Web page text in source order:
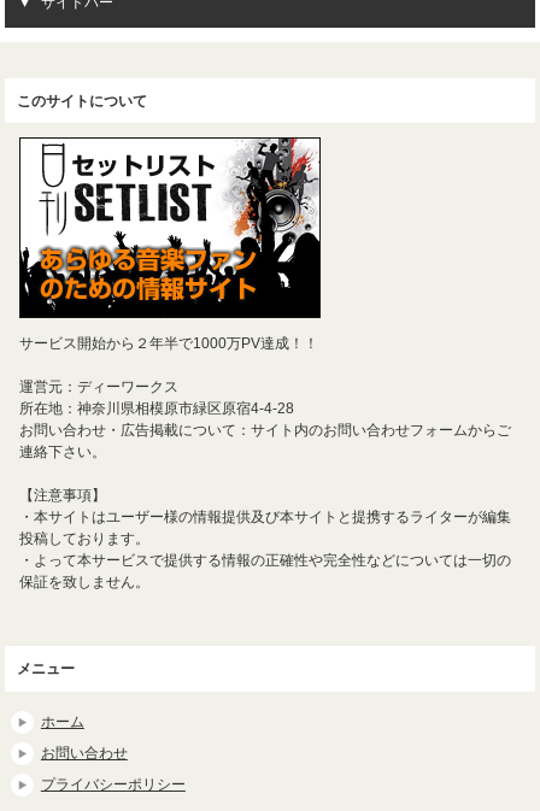
このサイトについて
サービス開始から２年半で1000万PV達成！！
運営元：ディーワークス
所在地：神奈川県相模原市緑区原宿4-4-28
お問い合わせ・広告掲載について：サイト内のお問い合わせフォームからご
連絡下さい。
【注意事項】
・本サイトはユーザー様の情報提供及び本サイトと提携するライターが編集
投稿しております。
・よって本サービスで提供する情報の正確性や完全性などについては一切の
保証を致しません。
メニュー
ホーム
お問い合わせ
プライバシーポリシー